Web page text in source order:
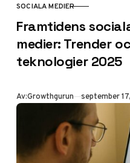
KATEGORI
SOCIALA MEDIER
Framtidens
medier: Trender
teknologier 2025
Av:Growthgurun Publicerad
september